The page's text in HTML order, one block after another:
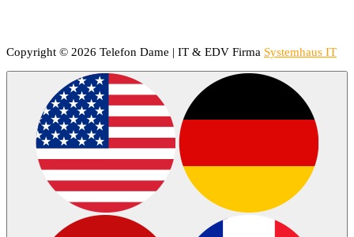
Copyright © 2026 Telefon Dame | IT & EDV Firma Systemhaus IT